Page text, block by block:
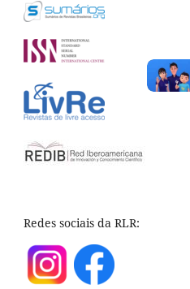
Redes sociais da RLR: